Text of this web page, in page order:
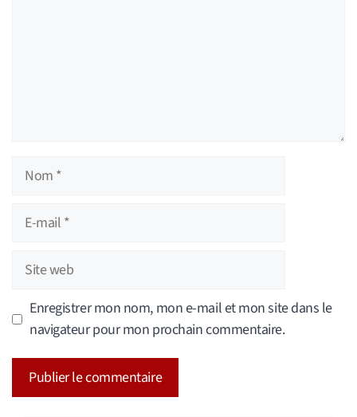
Nom
Site
web
Enregistrer mon nom, mon e-mail et mon site dans le
navigateur pour mon prochain commentaire.